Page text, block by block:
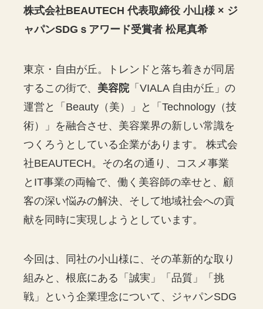
株式会社BEAUTECH 代表取締役 小山様 × ジ
ャパンSDGｓアワード受賞者 松尾真希
東京・自由が丘。トレンドと落ち着きが同居
するこの街で、 美容院「VIALA 自由が丘」の
運営と「Beauty（美）」と「Technology（技
術）」を融合させ、美容業界の新しい常識を
つくろうとしている企業があります。 株式会
社BEAUTECH。その名の通り、コスメ事業
とIT事業の両輪で、働く美容師の幸せと、顧
客の深い悩みの解決、そして地域社会への貢
献を同時に実現しようとしています。
今回は、同社の小山様に、その革新的な取り
組みと、根底にある「誠実」「品質」「挑
戦」という企業理念について、ジャパンSDG